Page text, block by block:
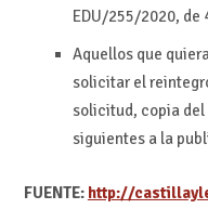
EDU/255/2020, de
Aquellos que
solicitar el
solicitud, copia del
siguientes a la
FUENTE: http://